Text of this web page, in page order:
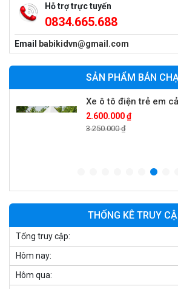
Hỗ trợ trực tuyến
0834.665.688
Email babikidvn@gmail.com
SẢN PHẨM BÁN
2.600.000 ₫
Xe ô tô điện trẻ em
2.400.000 ₫
2.850.000 ₫
Xe máy điện trẻ em
Xe ô tô điện trẻ em
THỐNG KÊ TRUY
Tổng truy cập:
Hôm nay:
Hôm qua: